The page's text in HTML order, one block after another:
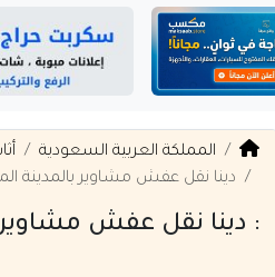
المملكة العربية السعودية
دينا نقل عفش مشاوير بالمدينة المنورة
: دينا نقل عفش مشاوير